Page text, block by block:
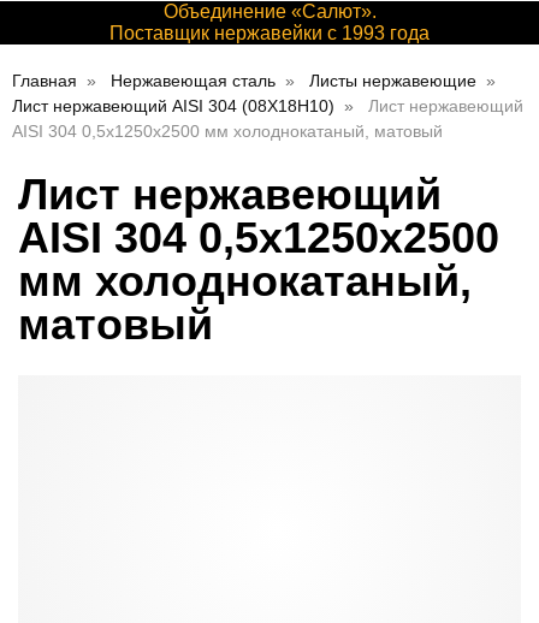
Объединение «Салют».
Поставщик нержавейки с 1993 года
Главная Нержавеющая сталь
Листы нержавеющие
Лист нержавеющий AISI 304 (08Х18Н10)
Лист нержавеющий
AISI 304 0,5х1250х2500 мм холоднокатаный, матовый
Лист нержавеющий
AISI 304 0,5х1250х2500
мм холоднокатаный,
матовый